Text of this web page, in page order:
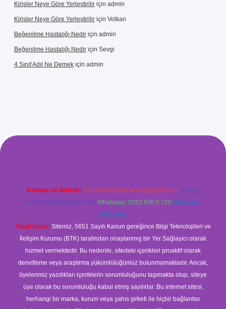
Kirişler Neye Göre Yerleştirilir için admin
Kirişler Neye Göre Yerleştirilir için Volkan
Beğenilme Hastalığı Nedir için admin
Beğenilme Hastalığı Nedir için Sevgi
4 Sınıf Adıl Ne Demek için admin
giriş
Reklam ve İletişim: E-mail: backlinkpaneli@gmail.com Teams:
forumhizmeti@gmail.com Whatsapp: 0262 606 0 726 Telegram:
@karabul
Yasal Uyarı: Sitemiz, 5651 Sayılı Kanun gereğince Bilgi Teknolojileri ve
İletişim Kurumu (BTK) tarafından onaylanmış bir Yer Sağlayıcı olarak
hizmet vermektedir. Bu nedenle, sitedeki içerikleri proaktif olarak
denetleme veya araştırma yükümlülüğümüz bulunmamaktadır. Ancak,
üyelerimiz yazdıkları içeriklerin sorumluluğunu taşımakta olup, siteye
üye olarak bu sorumluluğu kabul etmiş sayılırlar. Bu internet sitesi,
herhangi bir marka, kurum veya şahıs şirketi ile hiçbir bağlantısı